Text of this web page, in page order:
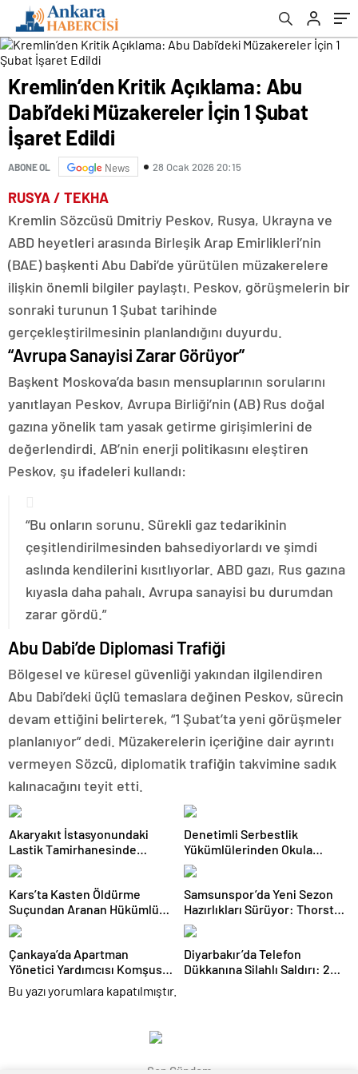
Kremlin’den Kritik Açıklama: Abu
Dabi’deki Müzakereler İçin 1 Şubat
İşaret Edildi
ABONE OL News 28 Ocak 2026 20:15
RUSYA / TEKHA
Kremlin Sözcüsü Dmitriy Peskov, Rusya, Ukrayna ve
ABD heyetleri arasında Birleşik Arap Emirlikleri’nin
(BAE) başkenti Abu Dabi’de yürütülen müzakerelere
ilişkin önemli bilgiler paylaştı. Peskov, görüşmelerin bir
sonraki turunun 1 Şubat tarihinde
gerçekleştirilmesinin planlandığını duyurdu.
“Avrupa Sanayisi Zarar Görüyor”
Başkent Moskova’da basın mensuplarının sorularını
yanıtlayan Peskov, Avrupa Birliği’nin (AB) Rus doğal
gazına yönelik tam yasak getirme girişimlerini de
değerlendirdi. AB’nin enerji politikasını eleştiren
Peskov, şu ifadeleri kullandı:
“Bu onların sorunu. Sürekli gaz tedarikinin
çeşitlendirilmesinden bahsediyorlardı ve şimdi
aslında kendilerini kısıtlıyorlar. ABD gazı, Rus gazına
kıyasla daha pahalı. Avrupa sanayisi bu durumdan
zarar gördü.”
Abu Dabi’de Diplomasi Trafiği
Bölgesel ve küresel güvenliği yakından ilgilendiren
Abu Dabi’deki üçlü temaslara değinen Peskov, sürecin
devam ettiğini belirterek, “1 Şubat’ta yeni görüşmeler
planlanıyor” dedi. Müzakerelerin içeriğine dair ayrıntı
vermeyen Sözcü, diplomatik trafiğin takvimine sadık
kalınacağını teyit etti.
Akaryakıt İstasyonundaki
Lastik Tamirhanesinde
Yangın Çıktı
Denetimli Serbestlik
Yükümlülerinden Okula
Temizlik Desteği
Kars’ta Kasten Öldürme
Suçundan Aranan Hükümlü
JASAT Operasyonuyla
Yakalandı
Samsunspor’da Yeni Sezon
Hazırlıkları Sürüyor: Thorsten
Fink Yönetiminde İdman
Çankaya’da Apartman
Yönetici Yardımcısı Komşusu
Tarafından Tabancayla
Vurularak Öldürüldü
Diyarbakır’da Telefon
Dükkanına Silahlı Saldırı: 2
Bu yazı yorumlara kapatılmıştır.
Son Gündem